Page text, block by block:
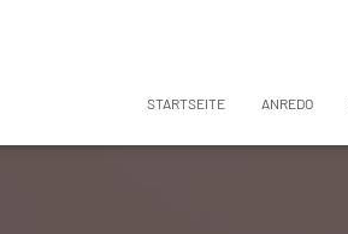
STARTSEITE ANREDO